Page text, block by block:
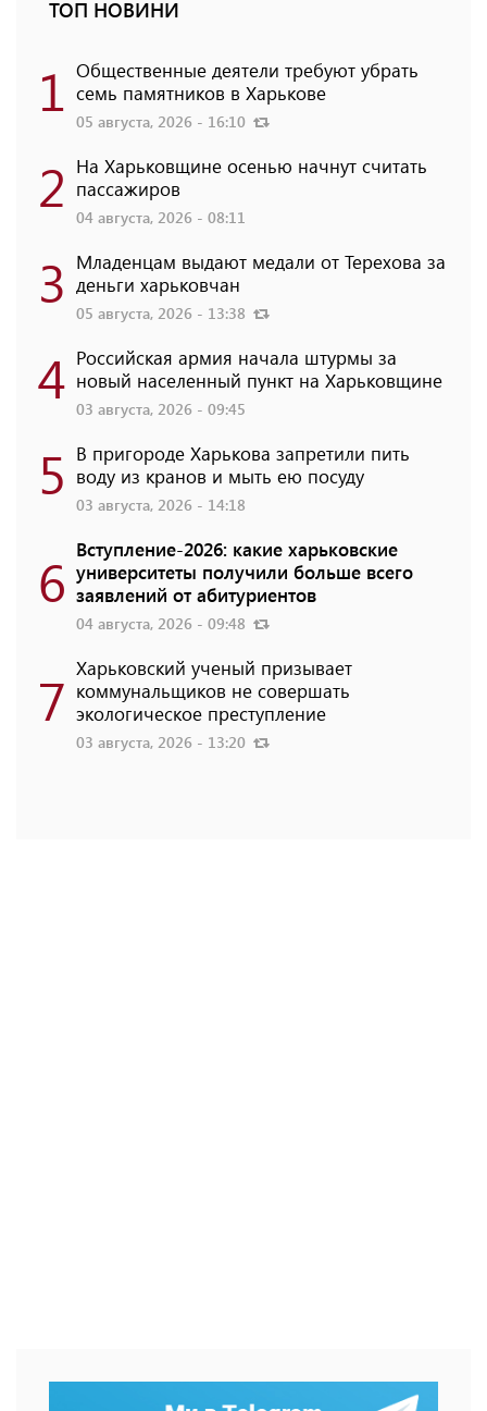
ТОП НОВИНИ
1 Общественные деятели требуют убрать
семь памятников в Харькове
05 августа, 2026 - 16:10
2 На Харьковщине осенью начнут считать
пассажиров
04 августа, 2026 - 08:11
3 Младенцам выдают медали от Терехова за
деньги харьковчан
05 августа, 2026 - 13:38
4 Российская армия начала штурмы за
новый населенный пункт на Харьковщине
03 августа, 2026 - 09:45
5 В пригороде Харькова запретили пить
воду из кранов и мыть ею посуду
03 августа, 2026 - 14:18
6 Вступление-2026: какие харьковские
университеты получили больше всего
заявлений от абитуриентов
04 августа, 2026 - 09:48
7 Харьковский ученый призывает
коммунальщиков не совершать
экологическое преступление
03 августа, 2026 - 13:20